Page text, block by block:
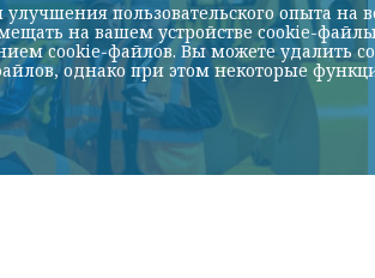
пользовательского опыта на
на вашем устройстве cookie-
cookie-файлов. Вы можете удалить
однако при этом некоторые